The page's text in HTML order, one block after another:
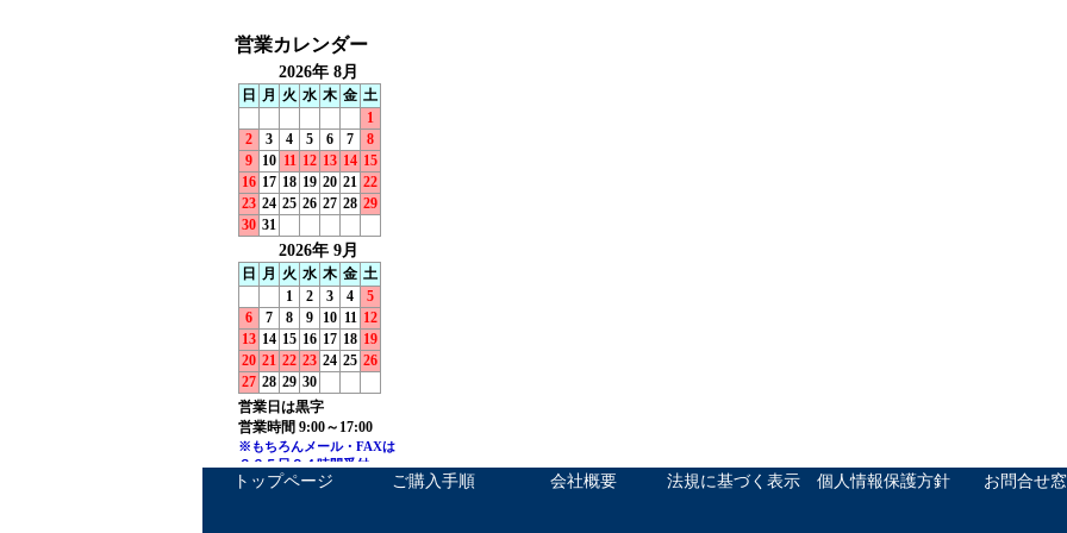
トップページ ご購入手順 会社概要 法規に基づく表示 個人情報保護方針 お問合せ